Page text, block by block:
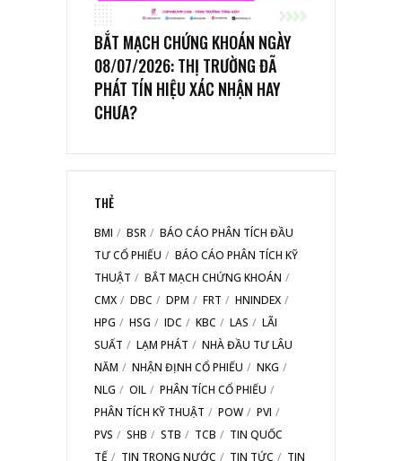
BẮT MẠCH CHỨNG KHOÁN NGÀY
08/07/2026: THỊ TRƯỜNG ĐÃ
PHÁT TÍN HIỆU XÁC NHẬN HAY
CHƯA?
THẺ
BMI BSR
BÁO CÁO PHÂN TÍCH ĐẦU
TƯ CỔ PHIẾU
BÁO CÁO PHÂN TÍCH KỸ
THUẬT
BẮT MẠCH CHỨNG KHOÁN
CMX
DBC DPM FRT
HNINDEX
HPG
HSG IDC KBC LAS
LÃI
SUẤT
LẠM PHÁT
NHÀ ĐẦU TƯ LÂU
NĂM
NHẬN ĐỊNH CỔ PHIẾU
NKG
NLG
OIL
PHÂN TÍCH CỔ PHIẾU
PHÂN TÍCH KỸ THUẬT
POW
PVI
PVS
SHB STB TCB
TIN QUỐC
TẾ
TIN TRONG NƯỚC TIN TỨC TIN